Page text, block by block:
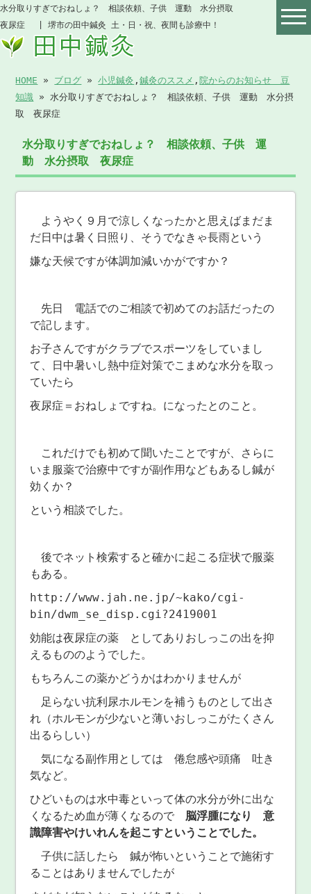
水分取りすぎでおねしょ？ 相談依頼、子供 運動 水分摂取
夜尿症 | 堺市の田中鍼灸 土・日・祝、夜間も診療中！
HOME » ブログ »小児鍼灸 ,鍼灸のススメ , 院からのお知らせ 豆
知識 » 水分取りすぎでおねしょ？ 相談依頼、子供 運動 水分摂
取 夜尿症
水分取りすぎでおねしょ？ 相談依頼、子供 運
動 水分摂取 夜尿症
ようやく９月で涼しくなったかと思えばまだま
だ日中は暑く日照り、そうでなきゃ長雨という
嫌な天候ですが体調加減いかがですか？
先日 電話でのご相談で初めてのお話だったの
で記します。
お子さんですがクラブでスポーツをしていまし
て、日中暑いし熱中症対策でこまめな水分を取っ
ていたら
夜尿症＝おねしょですね。になったとのこと。
これだけでも初めて聞いたことですが、さらに
いま服薬で治療中ですが副作用などもあるし鍼が
効くか？
という相談でした。
後でネット検索すると確かに起こる症状で服薬
もある。
http://www.jah.ne.jp/~kako/cgi-
bin/dwm_se_disp.cgi?2419001
効能は夜尿症の薬 としてありおしっこの出を抑
えるもののようでした。
もちろんこの薬かどうかはわかりませんが
足らない抗利尿ホルモンを補うものとして出さ
れ（ホルモンが少ないと薄いおしっこがたくさん
出るらしい）
気になる副作用としては 倦怠感や頭痛 吐き
気など。
ひどいものは水中毒といって体の水分が外に出な
くなるため血が薄くなるので 脳浮腫になり 意
識障害やけいれんを起こすということでした。
子供に話したら 鍼が怖いということで施術す
ることはありませんでしたが